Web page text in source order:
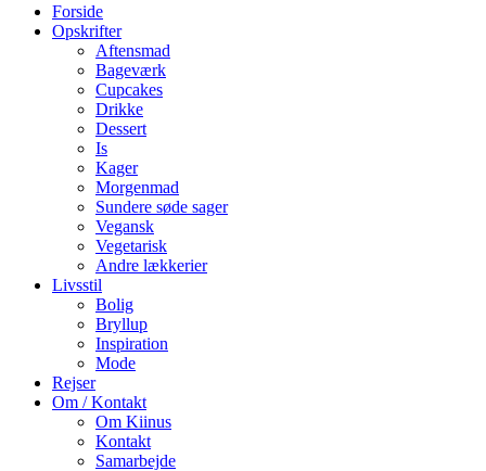
Forside
Opskrifter
Aftensmad
Bageværk
Cupcakes
Drikke
Dessert
Is
Kager
Morgenmad
Sundere søde sager
Vegansk
Vegetarisk
Andre lækkerier
Livsstil
Bolig
Bryllup
Inspiration
Mode
Rejser
Om / Kontakt
Om Kiinus
Kontakt
Samarbejde